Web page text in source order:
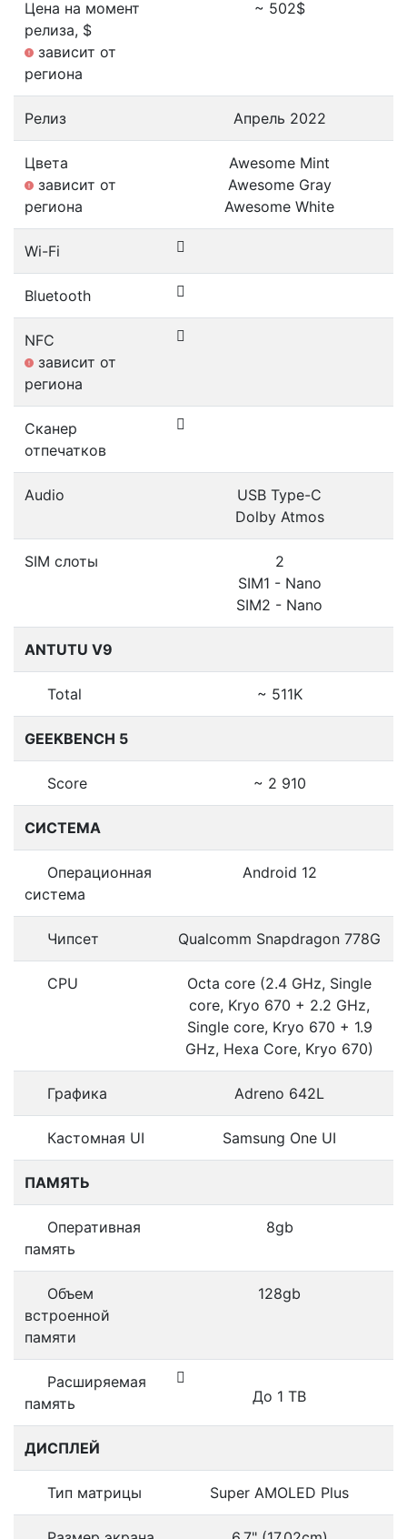
Цена на момент
релиза, $
зависит от
региона
~ 502$
Релиз Апрель 2022
Цвета
зависит от
региона
Awesome Mint
Awesome Gray
Awesome White
Wi-Fi
Bluetooth
NFC
зависит от
региона
Сканер
отпечатков
Audio
USB Type-C
Dolby Atmos
SIM слоты
2
SIM1 - Nano
SIM2 - Nano
ANTUTU V9
Total ~ 511K
GEEKBENCH 5
Score ~ 2 910
СИСТЕМА
Операционная
система
Android 12
Чипсет Qualcomm Snapdragon 778G
CPU
Octa core (2.4 GHz, Single
core, Kryo 670 + 2.2 GHz,
Single core, Kryo 670 + 1.9
GHz, Hexa Core, Kryo 670)
Графика Adreno 642L
Кастомная UI Samsung One UI
ПАМЯТЬ
Оперативная
память
8gb
Объем
встроенной
памяти
128gb
Расширяемая
память
До 1 TB
ДИСПЛЕЙ
Тип матрицы Super AMOLED Plus